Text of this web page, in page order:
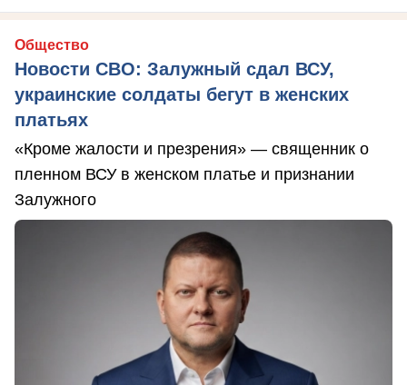
Общество
Новости СВО: Залужный сдал ВСУ,
украинские солдаты бегут в женских
платьях
«Кроме жалости и презрения» — священник о
пленном ВСУ в женском платье и признании
Залужного